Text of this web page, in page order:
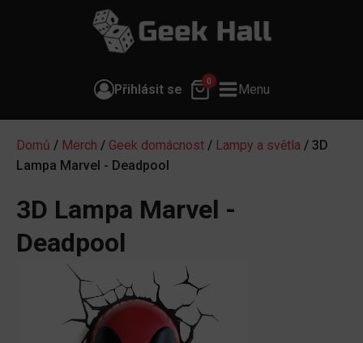
Přihlásit se
0
Menu
Domů / Merch / Geek domácnost / Lampy a světla / 3D
Lampa Marvel - Deadpool
3D Lampa Marvel -
Deadpool